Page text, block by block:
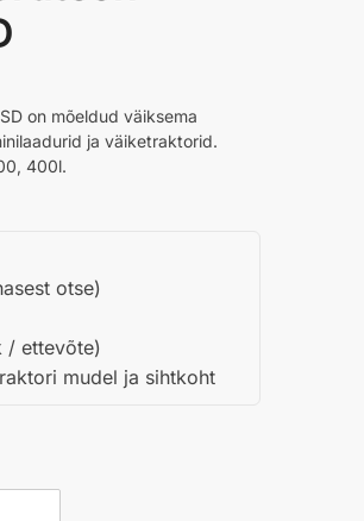
through
on mõeldud väiksema
ja väiketraktorid.
400l.
otse)
/ ettevõte)
mudel ja sihtkoht